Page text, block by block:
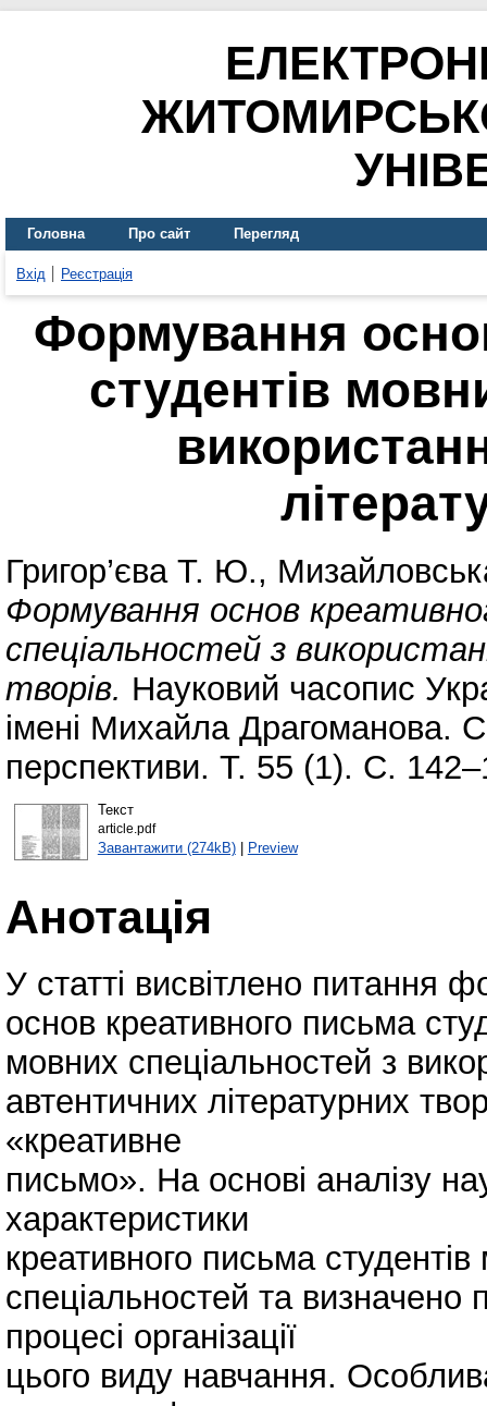
Головна Про сайт Перегляд
Вхід Реєстрація
Формування
студентів
Григор’єва Т. Ю.,
Формування основ
спеціальностей з
творів. Науковий часопис
імені Михайла Драгоманова.
перспективи. Т. 55 (1). С.
Текст
article.pdf
Завантажити (274kB)| Preview
Анотація
У статті висвітлено питання
основ креативного письма
мовних спеціальностей з
автентичних літературних
«креативне
письмо». На основі аналізу
характеристики
креативного письма
спеціальностей та визначено
процесі організації
цього виду навчання.